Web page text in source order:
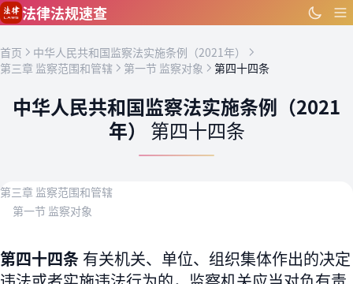
跳到主要内容
法律法规速查
首页
中华人民共和国监察法实施条例（2021年）
第三章 监察范围和管辖
第一节 监察对象 第四十四条
中华人民共和国监察法实施条例（2021
年） 第四十四条
第三章 监察范围和管辖
第一节 监察对象
第四十四条 有关机关、单位、组织集体作出的决定